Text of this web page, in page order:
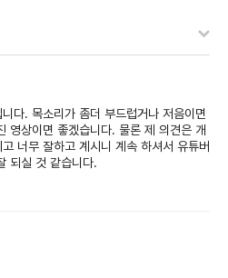
다. 목소리가 좀더 부드럽거나 저음이면
영상이면 좋겠습니다. 물론 제 의견은 개
너무 잘하고 계시니 계속 하셔서 유튜버
되실 것 같습니다.